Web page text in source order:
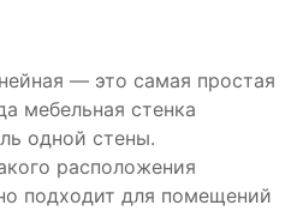
— это самая простая
мебельная стенка
одной стены.
расположения
подходит для помещений